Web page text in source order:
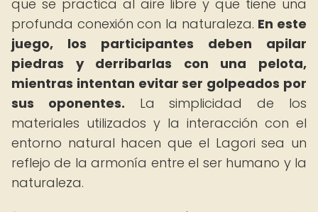
que se practica al aire libre y que tiene una
profunda conexión con la naturaleza. En este
juego, los participantes deben apilar
piedras y derribarlas con una pelota,
mientras intentan evitar ser golpeados por
sus oponentes. La simplicidad de los
materiales utilizados y la interacción con el
entorno natural hacen que el Lagori sea un
reflejo de la armonía entre el ser humano y la
naturaleza.